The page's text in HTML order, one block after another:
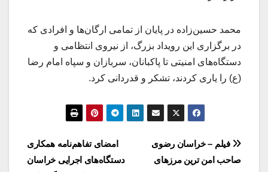
محمد حسین‌زاده در پایان از تمامی ارگان‌ها و افرادی که
در برگزاری این رویداد بزرگ، از نیروی انتظامی و
دستگاه‌های امنیتی تا پاکبانان، سربازان و سپاه امام رضا
(ع) را یاری کردند، تشکر و قدردانی کرد.
راهبری
امضای تفاهم‌نامه همکاری
دستگاه‌های اجرایی خراسان
فیلم – خراسان رضوی
صاحب امن ترین مرزهای